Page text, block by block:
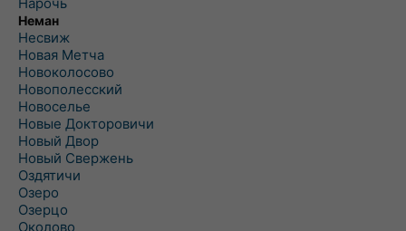
Неман
Несвиж
Новая Метча
Новоколосово
Новополесский
Новоселье
Новые Докторовичи
Новый Двор
Новый Свержень
Оздятичи
Озеро
Озерцо
Околово